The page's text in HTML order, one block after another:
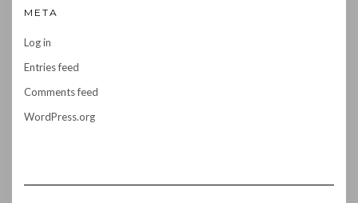
META
Log in
Entries feed
Comments feed
WordPress.org